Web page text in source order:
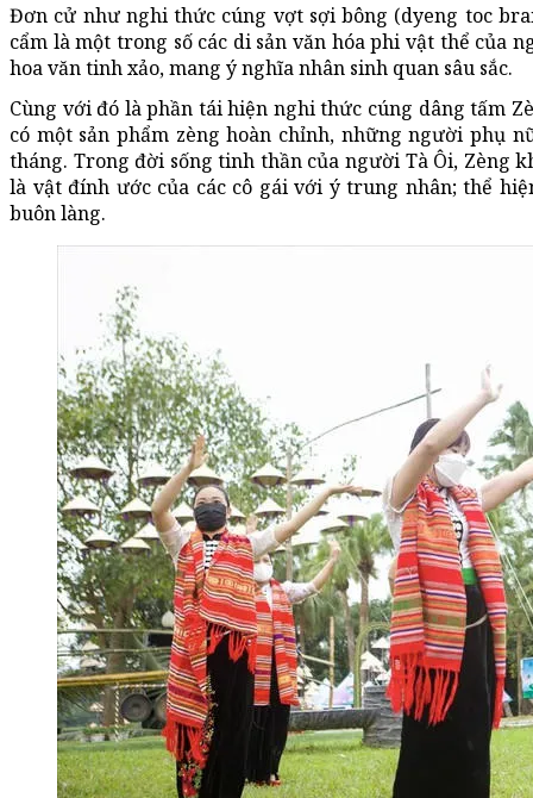
Đơn cử như nghi thức cúng vợt sợi bông (dyeng toc
cẩm là một trong số các di sản văn hóa phi vật thể của
hoa văn tinh xảo, mang ý nghĩa nhân sinh quan sâu sắc.
Cùng với đó là phần tái hiện nghi thức cúng dâng tấm
có một sản phẩm zèng hoàn chỉnh, những người phụ
tháng. Trong đời sống tinh thần của người Tà Ôi, Zèng
là vật đính ước của các cô gái với ý trung nhân; thể
buôn làng.